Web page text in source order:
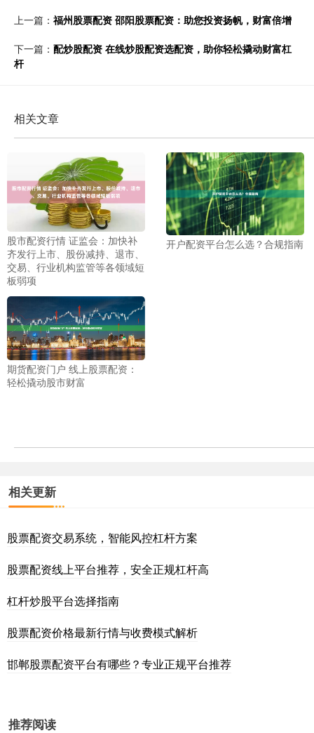
上一篇： 福州股票配资 邵阳股票配资：助您投资扬帆，财富倍增
下一篇： 配炒股配资 在线炒股配资选配资，助你轻松撬动财富杠
杆
相关文章
股市配资行情 证监会：加快补
齐发行上市、股份减持、退市、
交易、行业机构监管等各领域短
板弱项
开户配资平台怎么选？合规指南
期货配资门户 线上股票配资：
轻松撬动股市财富
相关更新
股票配资交易系统，智能风控杠杆方案
股票配资线上平台推荐，安全正规杠杆高
杠杆炒股平台选择指南
股票配资价格最新行情与收费模式解析
邯郸股票配资平台有哪些？专业正规平台推荐
推荐阅读